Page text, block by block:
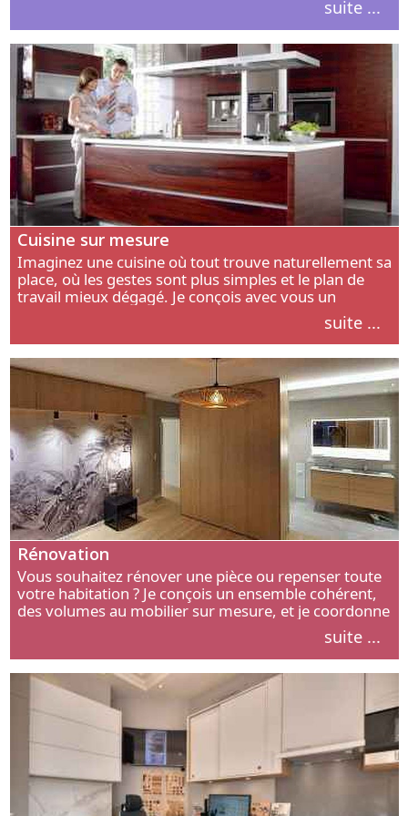
suite ...
Cuisine sur mesure
Imaginez une cuisine où tout trouve naturellement sa
place, où les gestes sont plus simples et le plan de
travail mieux dégagé. Je conçois avec vous un
aménagement adapté à votre manière de cuisiner, de
suite ...
Rénovation
Vous souhaitez rénover une pièce ou repenser toute
votre habitation ? Je conçois un ensemble cohérent,
des volumes au mobilier sur mesure, et je coordonne
suite ...